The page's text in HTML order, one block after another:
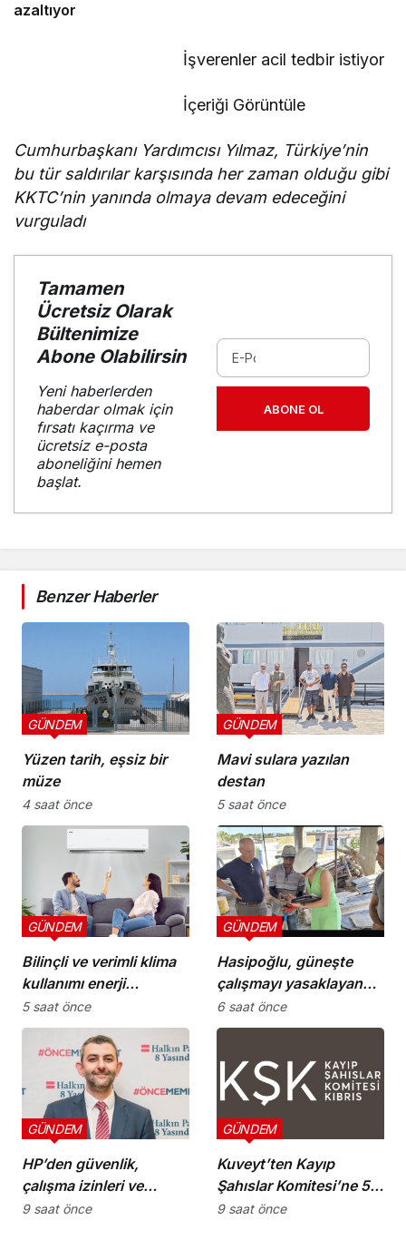
azaltıyor
İşverenler acil tedbir istiyor
İçeriği Görüntüle
Cumhurbaşkanı Yardımcısı Yılmaz, Türkiye’nin
bu tür saldırılar karşısında her zaman olduğu gibi
KKTC’nin yanında olmaya devam edeceğini
vurguladı
Tamamen
Ücretsiz Olarak
Bültenimize
Abone Olabilirsin
Yeni haberlerden
haberdar olmak için
fırsatı kaçırma ve
ücretsiz e-posta
aboneliğini hemen
başlat.
ABONE OL
Benzer Haberler
Yüzen tarih, eşsiz bir
müze
GÜNDEM
4 saat önce
Mavi sulara yazılan
destan
GÜNDEM
5 saat önce
Bilinçli ve verimli klima
kullanımı enerji
tüketimini azaltıyor
GÜNDEM
5 saat önce
Hasipoğlu, güneşte
çalışmayı yasaklayan
kararın uygulanmasını
Yeniboğaziçi’nde
GÜNDEM
6 saat önce
HP’den güvenlik,
çalışma izinleri ve
yurttaşlık
GÜNDEM
9 saat önce
Kuveyt’ten Kayıp
Şahıslar Komitesi’ne 50
bin dolar katkı
GÜNDEM
9 saat önce